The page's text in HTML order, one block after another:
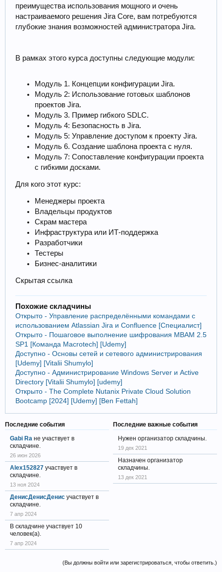
преимущества использования мощного и очень
настраиваемого решения Jira Core, вам потребуются
глубокие знания возможностей администратора Jira.
В рамках этого курса доступны следующие модули:
Модуль 1. Концепции конфигурации Jira.
Модуль 2: Использование готовых шаблонов
проектов Jira.
Модуль 3. Пример гибкого SDLC.
Модуль 4: Безопасность в Jira.
Модуль 5: Управление доступом к проекту Jira.
Модуль 6. Создание шаблона проекта с нуля.
Модуль 7: Сопоставление конфигурации проекта
с гибкими досками.
Для кого этот курс:
Менеджеры проекта
Владельцы продуктов
Скрам мастера
Инфраструктура или ИТ-поддержка
Разработчики
Тестеры
Бизнес-аналитики
Скрытая ссылка
Похожие складчины
Открыто - Управление распределёнными командами с
использованием Atlassian Jira и Confluence [Специалист]
Открыто - Пошаговое выполнение шифрования MBAM 2.5
SP1 [Команда Macrotech] [Udemy]
Доступно - Основы сетей и сетевого администрирования
[Udemy] [Vitalii Shumylo]
Доступно - Администрирование Windows Server и Active
Directory [Vitalii Shumylo] [udemy]
Открыто - The Complete Nutanix Private Cloud Solution
Bootcamp [2024] [Udemy] [Ben Fettah]
Последние события
Gabi Ra не участвует в
складчине.
26 июн 2026
Alex152827 участвует в
складчине.
13 ноя 2024
ДенисДенисДенис участвует в
складчине.
7 апр 2024
В складчине участвует 10
человек(а).
7 апр 2024
Последние важные события
Нужен организатор складчины.
19 дек 2021
Назначен организатор
складчины.
13 дек 2021
(Вы должны войти или зарегистрироваться, чтобы ответить.)